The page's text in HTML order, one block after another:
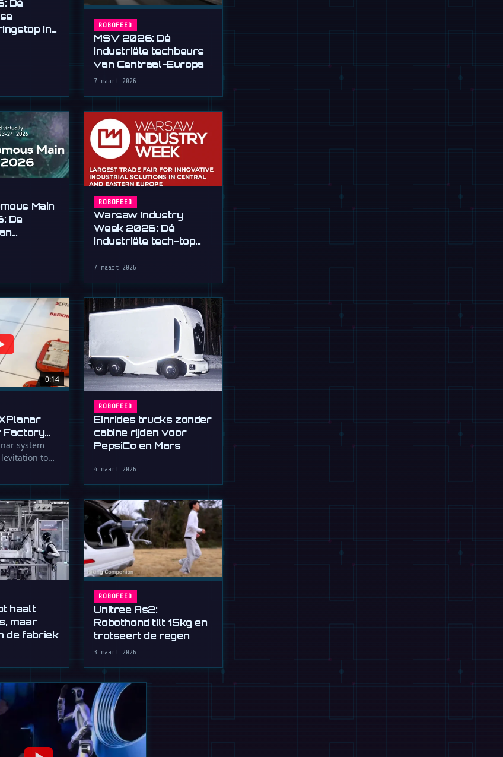
Dé
in
ROBOFEED
MSV 2026: Dé
industriële techbeurs
van Centraal-Europa
7 maart 2026
Main
De
ROBOFEED
Warsaw Industry
Week 2026: Dé
industriële tech-top
7 maart 2026
0:14
Factory
Hockey
system
to
6 degrees of
ROBOFEED
Einrides trucks zonder
cabine rijden voor
PepsiCo en Mars
4 maart 2026
haalt
maar
de fabriek
ROBOFEED
Unitree As2:
Robothond tilt 15kg en
trotseert de regen
3 maart 2026